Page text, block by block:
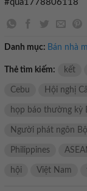
#quả1778806118
Danh mục: Bán nhà
Thẻ tìm kiếm: kết
Cebu Hội nghị
họp báo thường kỳ
Người phát ngôn
Philippines
hội Việt Nam